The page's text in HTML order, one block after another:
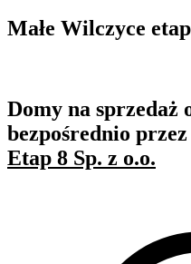
Małe Wilczyce
Domy na sprzedaż
bezpośrednio przez
Etap 8 Sp. z o.o.